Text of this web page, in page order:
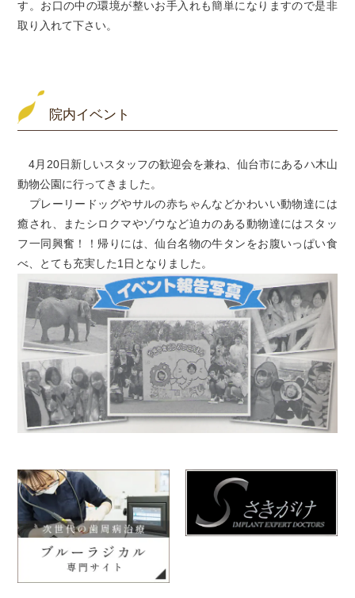
す。お口の中の環境が整いお手入れも簡単になりますので是非
取り入れて下さい。
院内イベント
4月20日新しいスタッフの歓迎会を兼ね、仙台市にあるハ木山
動物公園に行ってきました。
プレーリードッグやサルの赤ちゃんなどかわいい動物達には
癒され、またシロクマやゾウなど迫カのある動物達にはスタッ
フ一同興奮！！帰りには、仙台名物の牛タンをお腹いっぱい食
べ、とても充実した1日となりました。